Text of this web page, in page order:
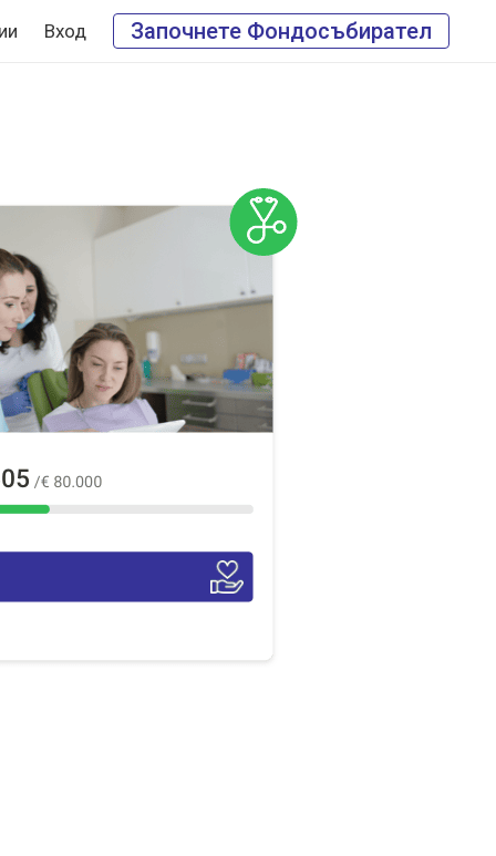
Вход Започнете Фондосъбирател